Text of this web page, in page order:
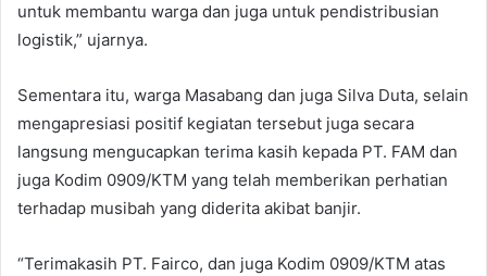
untuk membantu warga dan juga untuk pendistribusian
logistik,” ujarnya.
Sementara itu, warga Masabang dan juga Silva Duta, selain
mengapresiasi positif kegiatan tersebut juga secara
langsung mengucapkan terima kasih kepada PT. FAM dan
juga Kodim 0909/KTM yang telah memberikan perhatian
terhadap musibah yang diderita akibat banjir.
“Terimakasih PT. Fairco, dan juga Kodim 0909/KTM atas